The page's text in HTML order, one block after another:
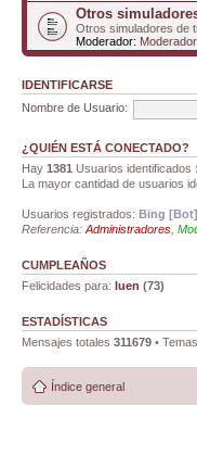
Otros
Otros simuladores de
Moderador:
IDENTIFICARSE
Nombre de Usuario:
¿QUIÉN ESTÁ CONECTADO?
Hay 1381 Usuarios identificados
La mayor cantidad de usuarios
Usuarios registrados: Bing [Bot]
Referencia: Administradores
CUMPLEAÑOS
Felicidades para: luen (73)
ESTADÍSTICAS
Mensajes totales 311679 •
Índice general